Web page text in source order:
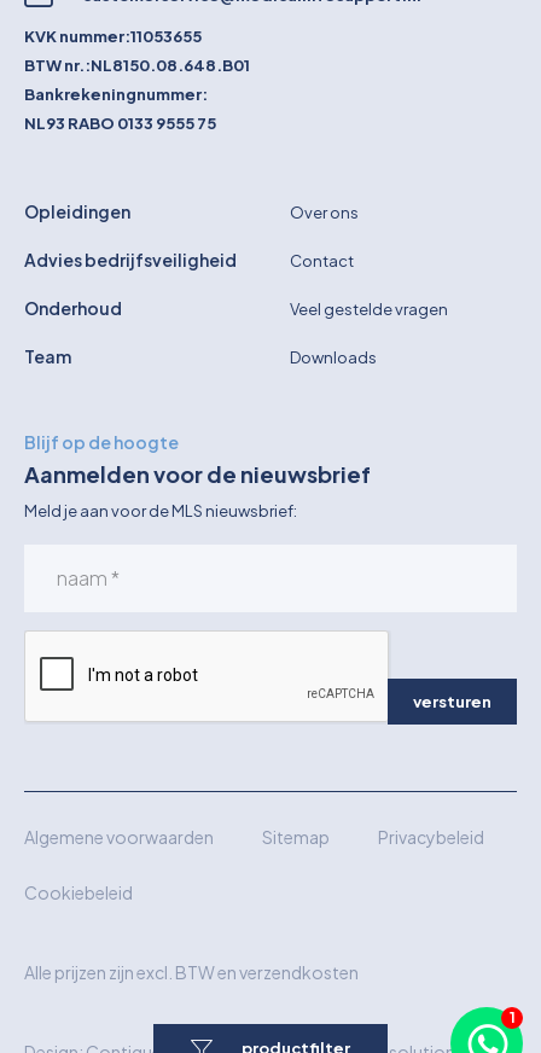
productfilter
KVK nummer:11053655
BTW nr.:NL8150.08.648.B01
Bankrekeningnummer:
NL93 RABO 0133 9555 75
Opleidingen
Advies bedrijfsveiligheid
Onderhoud
Team
Over ons
Contact
Veel gestelde vragen
Downloads
Blijf op de hoogte
Aanmelden voor de nieuwsbrief
Meld je aan voor de MLS nieuwsbrief:
versturen
Algemene voorwaarden Sitemap Privacybeleid
Cookiebeleid
Alle prijzen zijn excl. BTW en verzendkosten